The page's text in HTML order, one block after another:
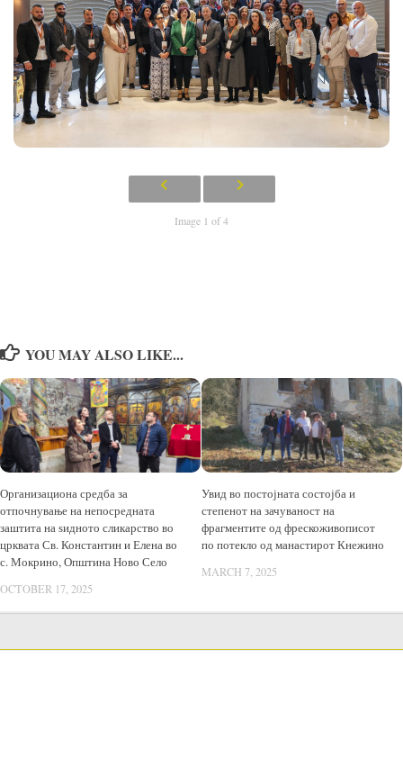
Image 1 of 4
YOU MAY ALSO LIKE...
Организациона средба за
отпочнување на непосредната
заштита на ѕидното сликарство во
црквата Св. Константин и Елена во
с. Мокрино, Општина Ново Село
OCTOBER 17, 2025
Увид во постојната состојба и
степенот на зачуваност на
фрагментите од фрескоживописот
по потекло од манастирот Кнежино
MARCH 7, 2025